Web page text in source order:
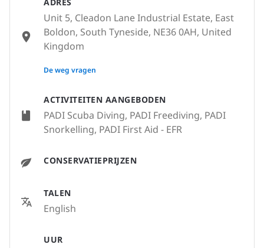
ACTIVITEITEN AANGEBODEN
PADI Scuba Diving, PADI Freediving, PADI
Snorkelling, PADI First Aid - EFR
CONSERVATIEPRIJZEN
TALEN
English
UUR
Unit 5, Cleadon Lane Industrial Estate, East
Boldon, South Tyneside, NE36 0AH, United
Kingdom
None
De weg vragen